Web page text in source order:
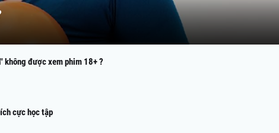
không được xem phim 18+ ?
cực học tập